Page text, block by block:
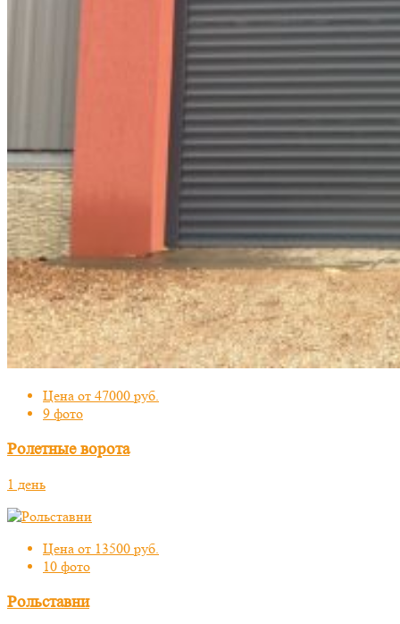
Цена от 47000 руб.
9 фото
Ролетные ворота
1 день
Цена от 13500 руб.
10 фото
Рольставни